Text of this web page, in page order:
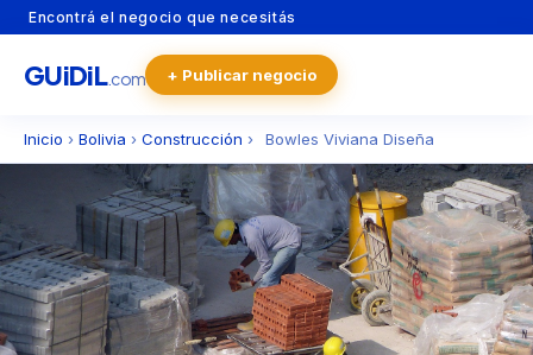
Encontrá el negocio que necesitás
GUiDiL.com + Publicar negocio
Inicio › Bolivia › Construcción › Bowles Viviana Diseña